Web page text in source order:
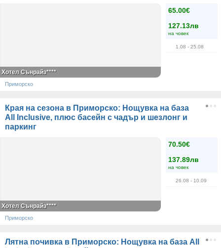
65.00€
127.13лв
на човек
1.08 - 25.08
Хотел Сънрайз****
Приморско
Края на сезона в Приморско: Нощувка на база
All Inclusive, плюс басейн с чадър и шезлонг и
паркинг
70.50€
137.89лв
на човек
26.08 - 10.09
Хотел Сънрайз****
Приморско
Лятна почивка в Приморско: Нощувка на база All